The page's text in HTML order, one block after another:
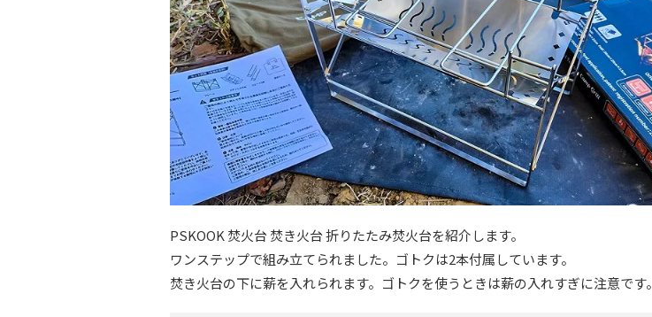
PSKOOK 焚火台 焚き火台 折りたたみ焚火台を紹介します。
ワンステップで組み立てられました。ゴトクは2本付属しています。
焚き火台の下に薪を入れられます。ゴトクを使うときは薪の入れすぎに注意です。